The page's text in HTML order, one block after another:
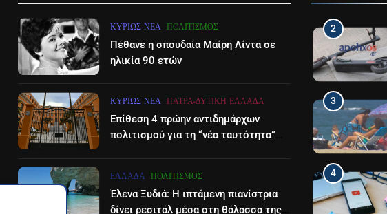
ΚΥΡΊΩΣ ΝΈΑ ΠΟΛΙΤΙΣΜΌΣ
Πέθανε η σπουδαία Μαίρη Λίντα σε
ηλικία 90 ετών
ΚΥΡΊΩΣ ΝΈΑ ΠΆΤΡΑ-ΔΥΤΙΚΉ ΕΛΛΆΔΑ
Επίθεση 4 πρώην αντιδημάρχων
πολιτισμού για τη “νέα ταυτότητα”
ΕΛΛΆΔΑ ΠΟΛΙΤΙΣΜΌΣ
Έλενα Ξυδιά: Η ιπτάμενη πιανίστρια
δίνει ρεσιτάλ μέσα στη θάλασσα της
2
3
4